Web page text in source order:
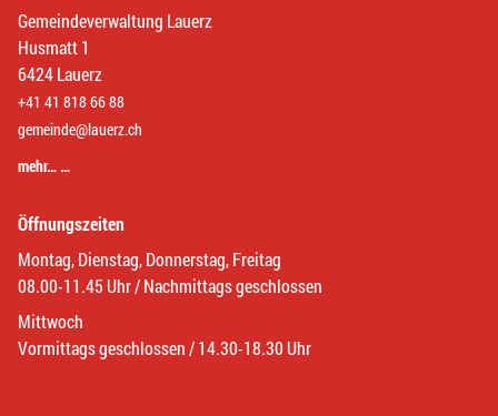
Gemeindeverwaltung Lauerz
Husmatt 1
6424 Lauerz
+41 41 818 66 88
gemeinde@lauerz.ch
mehr… …
Öffnungszeiten
Montag, Dienstag, Donnerstag, Freitag
08.00-11.45 Uhr / Nachmittags geschlossen
Mittwoch
Vormittags geschlossen / 14.30-18.30 Uhr